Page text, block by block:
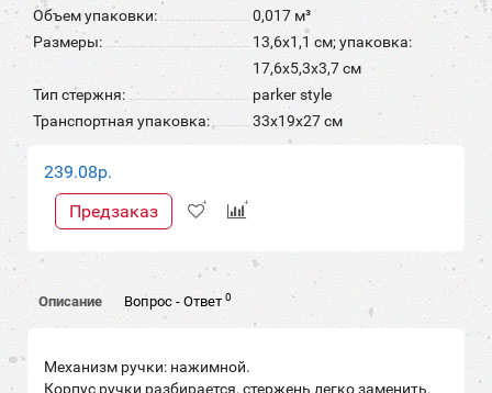
Объем упаковки:
0,017 м³
Размеры:
13,6x1,1 см; упаковка:
17,6x5,3x3,7 см
Тип стержня:
parker style
Транспортная упаковка:
33x19x27 см
239.08р.
Предзаказ
Описание Вопрос - Ответ 0
Механизм ручки: нажимной.
Корпус ручки разбирается, стержень легко заменить.